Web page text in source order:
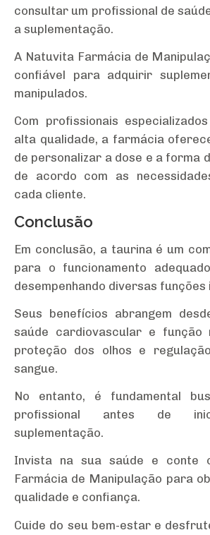
consultar um profissional de
a suplementação.
A Natuvita Farmácia de
confiável para adquirir
manipulados.
Com profissionais
alta qualidade, a farmácia
de personalizar a dose e a forma
de acordo com as
cada cliente.
Conclusão
Em conclusão, a taurina é um
para o funcionamento
desempenhando diversas
Seus benefícios abrangem
saúde cardiovascular e função
proteção dos olhos e
sangue.
No entanto, é fundamental
profissional antes de
suplementação.
Invista na sua saúde e conte
Farmácia de Manipulação para
qualidade e confiança.
Cuide do seu bem-estar e